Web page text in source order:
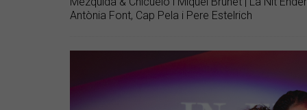
Antònia Font, Cap Pela i Pere Estelrich